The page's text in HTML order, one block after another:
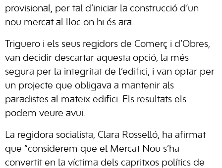
provisional, per tal d’iniciar la construcció d’un
nou mercat al lloc on hi és ara.
Triguero i els seus regidors de Comerç i d’Obres,
van decidir descartar aquesta opció, la més
segura per la integritat de l’edifici, i van optar per
un projecte que obligava a mantenir als
paradistes al mateix edifici. Els resultats els
podem veure avui.
La regidora socialista, Clara Rosselló, ha afirmat
que “considerem que el Mercat Nou s’ha
convertit en la víctima dels capritxos polítics de